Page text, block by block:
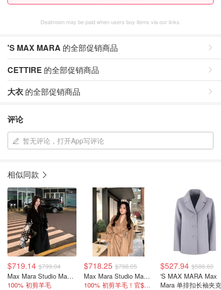
Dealmoon may be paid when users buy items via our links.
'S MAX MARA 的全部促销商品
CETTIRE 的全部促销商品
大衣 的全部促销商品
评论
暂无评论，打开App写评论
相似同款
$719.14 $799.04
Max Mara Studio Max Mara Dravenna 羊毛大衣
100% 初剪羊毛
$718.25 $798.05
Max Mara Studio Max Mara Dravenna 系带大衣
100% 初剪羊毛！官$1995
$527.94 $586.60
'S MAX MARA Max
Mara 单排扣长袖夹克